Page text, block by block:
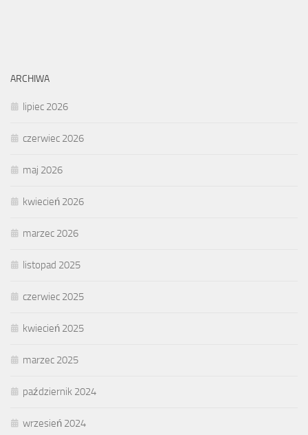
ARCHIWA
lipiec 2026
czerwiec 2026
maj 2026
kwiecień 2026
marzec 2026
listopad 2025
czerwiec 2025
kwiecień 2025
marzec 2025
październik 2024
wrzesień 2024